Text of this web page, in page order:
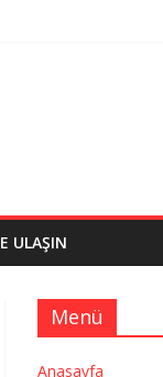
ULAŞIN
Menü
Anasayfa